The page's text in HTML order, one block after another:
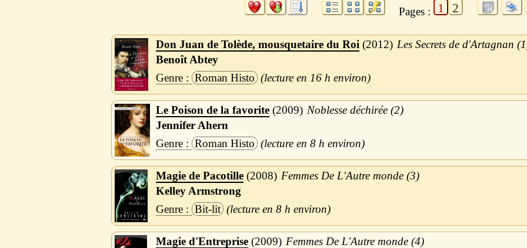
Pages : 1 2
Don Juan de Tolède, mousquetaire du Roi 2012
Les Secrets de d'Artagnan
Benoît Abtey
Roman Histo
16 h
Le Poison de la favorite 2009
Noblesse déchirée (2)
Jennifer Ahern
Roman Histo
8 h
Magie de Pacotille 2008
Femmes De L'Autre monde (3)
Kelley Armstrong
Bit-lit
8 h
Magie d'Entreprise 2009 Femmes De L'Autre monde (4)